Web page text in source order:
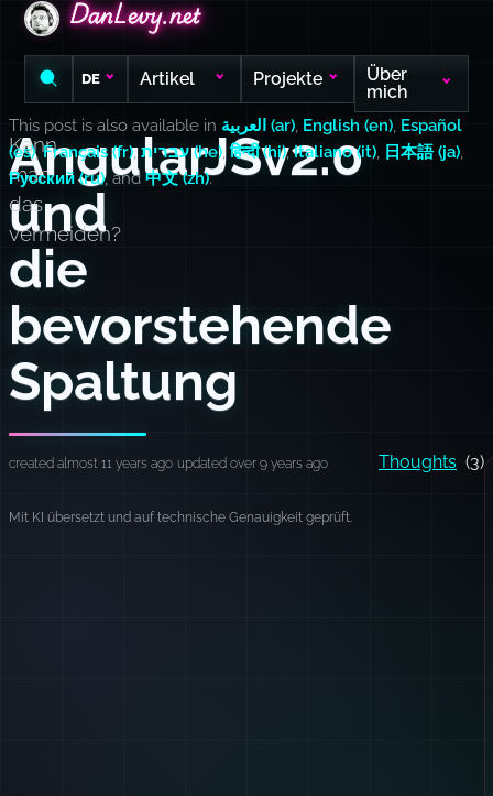
DanLevy.net
DanLevy.net
DanLevy.net
DE Artikel Projekte
Über
mich
AngularJSv2.0
und
die
bevorstehende
Spaltung
Kann
man
das
vermeiden?
This post is also available in العربية (ar), English (en), Español
(es),Français (fr), עברית (he),हिन्दी (hi),Italiano (it), 日本語 (ja),
Русский (ru), and 中文 (zh).
created almost 11 years ago updated over 9 years ago Thoughts (3)
Mit KI übersetzt und auf technische Genauigkeit geprüft.